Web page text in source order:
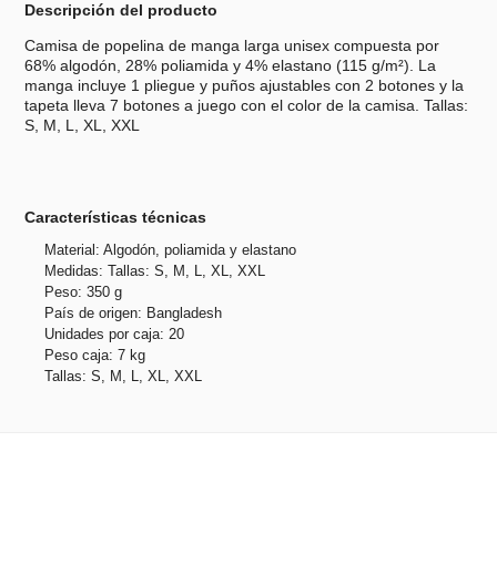
Descripción del producto
Camisa de popelina de manga larga unisex compuesta por
68% algodón, 28% poliamida y 4% elastano (115 g/m²). La
manga incluye 1 pliegue y puños ajustables con 2 botones y la
tapeta lleva 7 botones a juego con el color de la camisa. Tallas:
S, M, L, XL, XXL
Características técnicas
Material: Algodón, poliamida y elastano
Medidas: Tallas: S, M, L, XL, XXL
Peso: 350 g
País de origen: Bangladesh
Unidades por caja: 20
Peso caja: 7 kg
Tallas: S, M, L, XL, XXL